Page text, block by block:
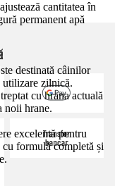
cantitatea în
permanent apă
destinată câinilor
utilizare zilnică.
cu hrana actuală
noii hrane.
excelentă pentru
formulă completă și